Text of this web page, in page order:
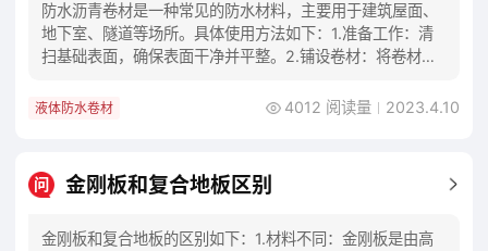
防水沥青卷材是一种常见的防水材料，主要用于建筑屋面、
地下室、隧道等场所。具体使用方法如下：1.准备工作：清
扫基础表面，确保表面干净并平整。2.铺设卷材：将卷材逐
液体防水卷材 4012 阅读量 2023.4.10
问 金刚板和复合地板区别
金刚板和复合地板的区别如下：1.材料不同：金刚板是由高